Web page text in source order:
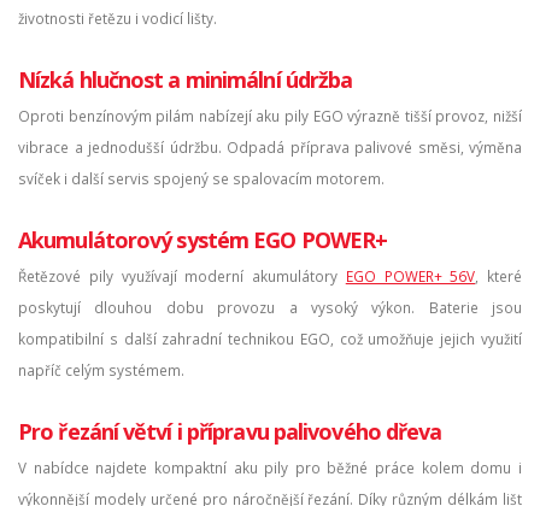
životnosti řetězu i vodicí lišty.
Nízká hlučnost a minimální údržba
Oproti benzínovým pilám nabízejí aku pily EGO výrazně tišší provoz, nižší
vibrace a jednodušší údržbu. Odpadá příprava palivové směsi, výměna
svíček i další servis spojený se spalovacím motorem.
Akumulátorový systém EGO POWER+
Řetězové pily využívají moderní akumulátory EGO POWER+ 56V , které
poskytují dlouhou dobu provozu a vysoký výkon. Baterie jsou
kompatibilní s další zahradní technikou EGO, což umožňuje jejich využití
napříč celým systémem.
Pro řezání větví i přípravu palivového dřeva
V nabídce najdete kompaktní aku pily pro běžné práce kolem domu i
výkonnější modely určené pro náročnější řezání. Díky různým délkám lišt